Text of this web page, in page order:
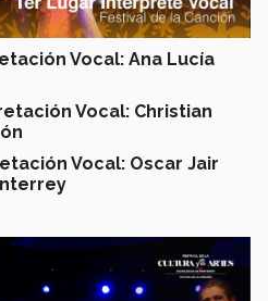
Vocal: Ana Lucía
Vocal: Christian
Vocal: Oscar Jair